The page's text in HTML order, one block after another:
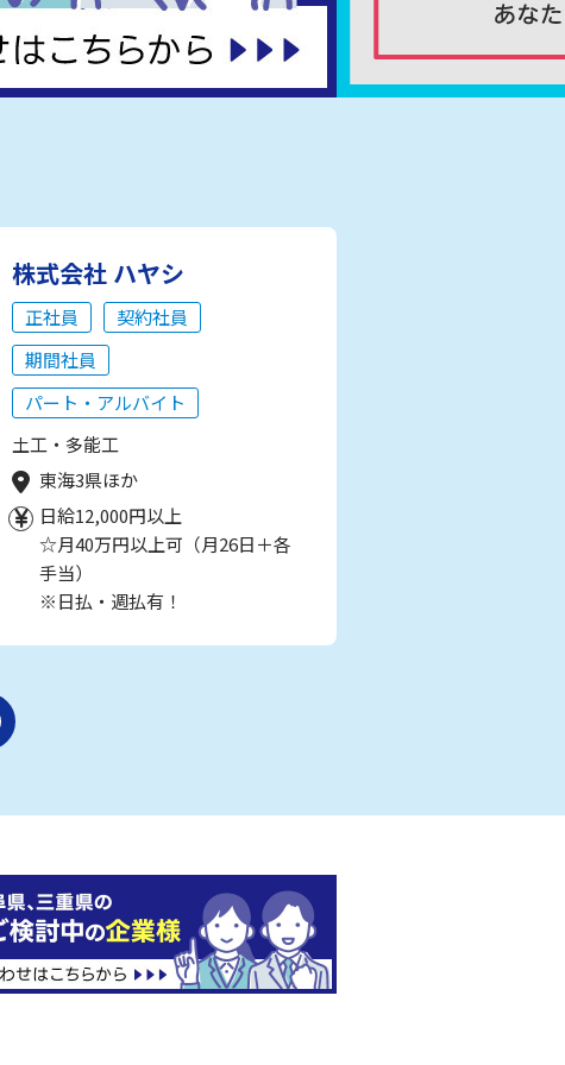
株式会社 ハヤシ
正社員
契約社員
期間社員
パート・アルバイト
土工・多能工
東海3県ほか
日給12,000円以上
☆月40万円以上可（月26日＋各
手当）
※日払・週払有！